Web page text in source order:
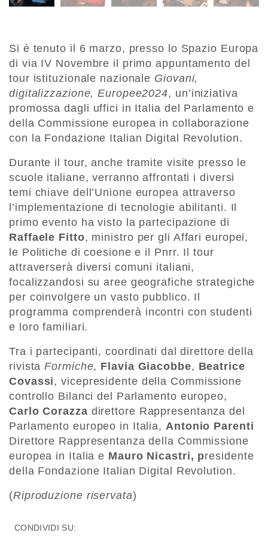
Si è tenuto il 6 marzo, presso lo Spazio Europa
di via IV Novembre il primo appuntamento del
tour istituzionale nazionale Giovani,
digitalizzazione, Europee2024, un’iniziativa
promossa dagli uffici in Italia del Parlamento e
della Commissione europea in collaborazione
con la Fondazione Italian Digital Revolution.
Durante il tour, anche tramite visite presso le
scuole italiane, verranno affrontati i diversi
temi chiave dell’Unione europea attraverso
l’implementazione di tecnologie abilitanti. Il
primo evento ha visto la partecipazione di
Raffaele Fitto, ministro per gli Affari europei,
le Politiche di coesione e il Pnrr. Il tour
attraverserà diversi comuni italiani,
focalizzandosi su aree geografiche strategiche
per coinvolgere un vasto pubblico. Il
programma comprenderà incontri con studenti
e loro familiari.
Tra i partecipanti, coordinati dal direttore della
rivistaFormiche, Flavia Giacobbe, Beatrice
Covassi, vicepresidente della Commissione
controllo Bilanci del Parlamento europeo,
Carlo Corazza direttore Rappresentanza del
Parlamento europeo in Italia, Antonio Parenti
Direttore Rappresentanza della Commissione
europea in Italia e Mauro Nicastri, presidente
della Fondazione Italian Digital Revolution.
(Riproduzione riservata)
CONDIVIDI SU: